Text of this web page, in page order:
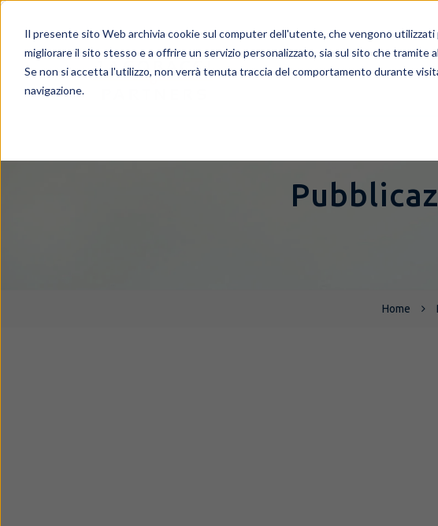
Il presente sito Web archivia cookie sul computer dell'utente, che vengono
migliorare il sito stesso e a offrire un servizio personalizzato, sia sul sito che
Se non si accetta l'utilizzo, non verrà tenuta traccia del comportamento durante
navigazione.
Home